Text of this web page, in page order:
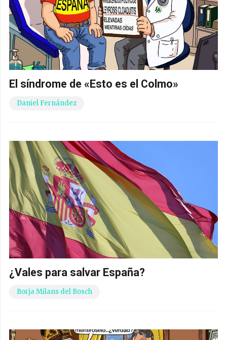
El síndrome de «Esto es el Colmo»
Daniel Fernández
¿Vales para salvar España?
Borja Milans del Bosch